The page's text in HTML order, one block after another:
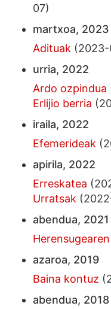
07)
martxoa, 2023
Adituak (2023-
urria, 2022
Ardo ozpindua
Erlijio berria
iraila, 2022
Efemerideak
apirila, 2022
Erreskatea
Urratsak
abendua, 2021
azaroa, 2019
Baina kontuz
abendua, 2018